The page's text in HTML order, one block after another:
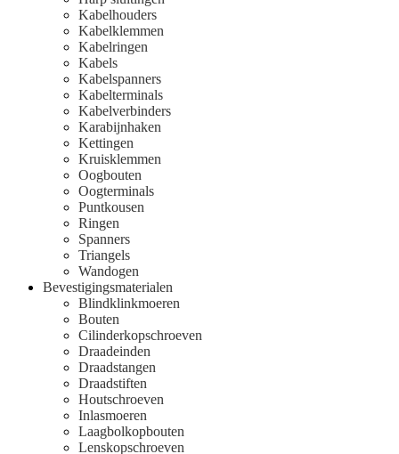
Kabelhouders
Kabelklemmen
Kabelringen
Kabels
Kabelspanners
Kabelterminals
Kabelverbinders
Karabijnhaken
Kettingen
Kruisklemmen
Oogbouten
Oogterminals
Puntkousen
Ringen
Spanners
Triangels
Wandogen
Bevestigingsmaterialen
Blindklinkmoeren
Bouten
Cilinderkopschroeven
Draadeinden
Draadstangen
Draadstiften
Houtschroeven
Inlasmoeren
Laagbolkopbouten
Lenskopschroeven